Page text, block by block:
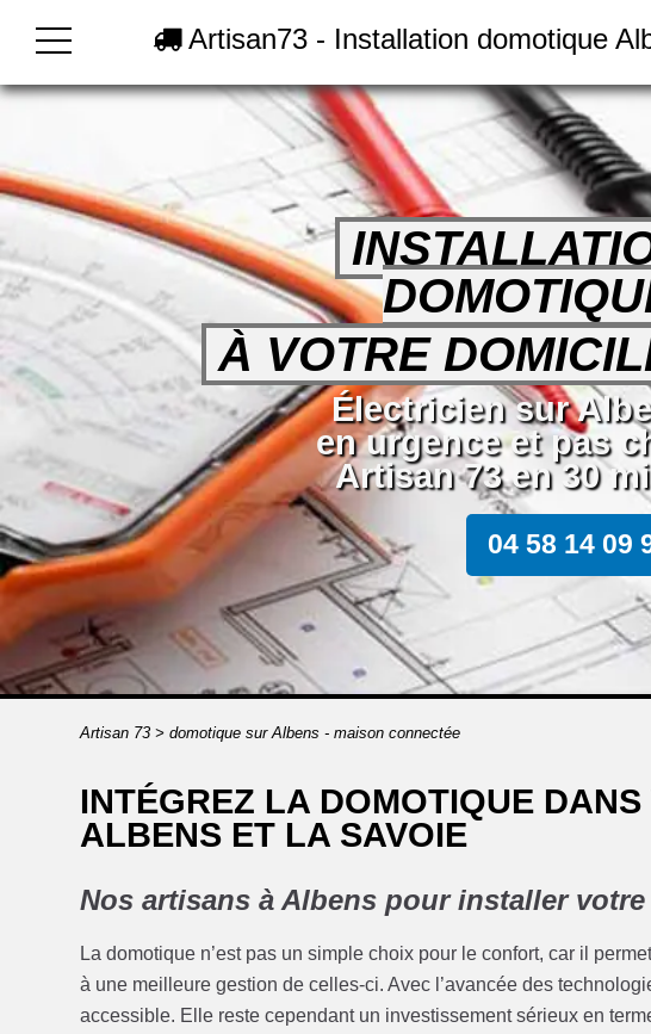
Artisan73 - Installation domotique
À VOTRE
Électricien sur
en urgence et pas
Artisan 73 en 30
04 58 14 09
Artisan 73> domotique sur Albens - maison connectée
INTÉGREZ LA DOMOTIQUE
ALBENS ET LA SAVOIE
Nos artisans à Albens pour installer
La domotique n’est pas un simple choix pour le confort, car il
à une meilleure gestion de celles-ci. Avec l’avancée des
accessible. Elle reste cependant un investissement sérieux en